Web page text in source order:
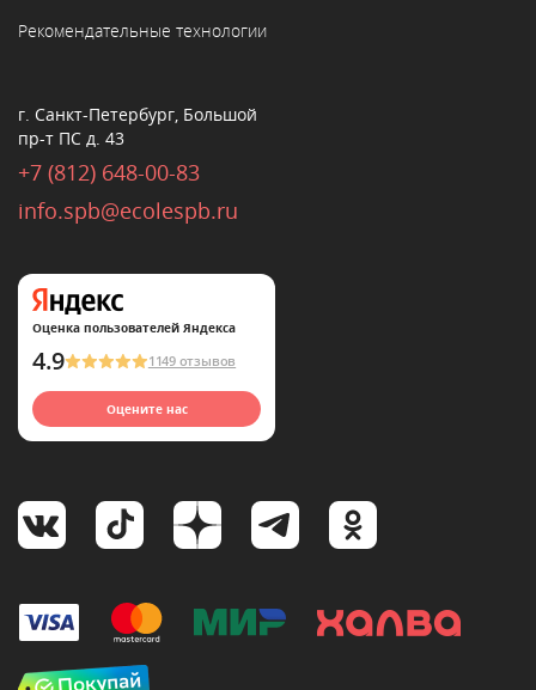
Рекомендательные технологии
г. Санкт-Петербург, Большой
пр-т ПС д. 43
+7 (812) 648-00-83
info.spb@ecolespb.ru
Оценка пользователей Яндекса
4.9 1149 отзывов
Оцените нас